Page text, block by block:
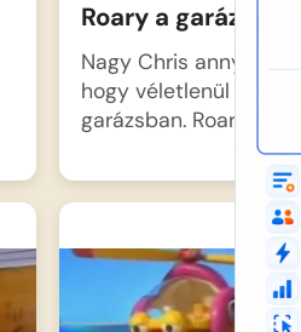
Roary a
Nagy Chris annyira
hogy véletlenül elalszik
garázsban. Roary,…